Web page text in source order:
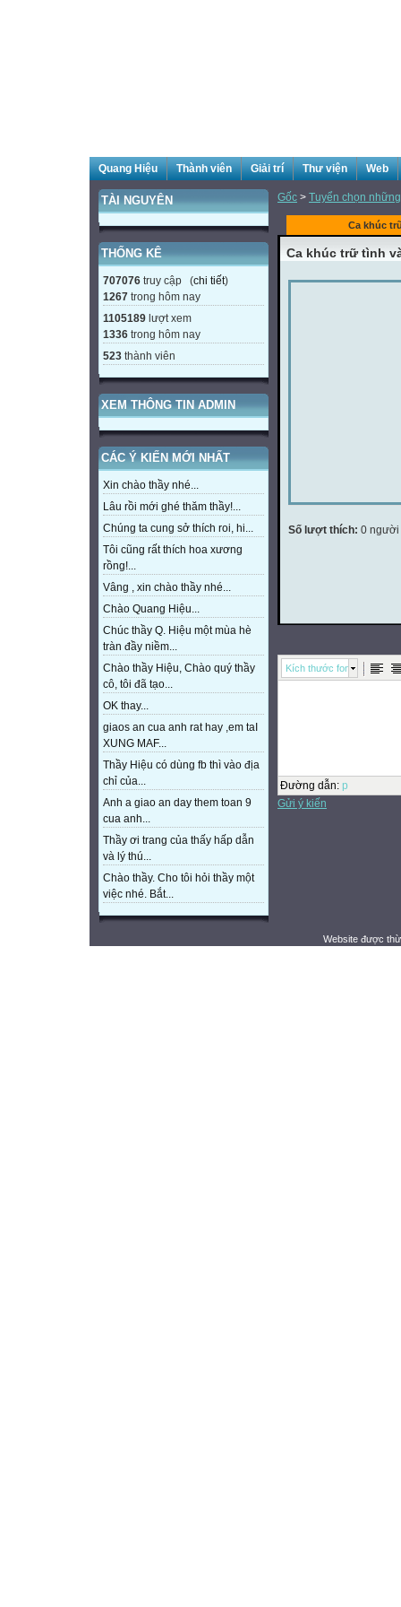
Quang Hiệu Thành viên Giải trí Thư viện Web
TÀI NGUYÊN
THỐNG KÊ
707076 truy cập (chi tiết)
1267 trong hôm nay
1105189 lượt xem
1336 trong hôm nay
523 thành viên
XEM THÔNG TIN ADMIN
CÁC Ý KIẾN MỚI NHẤT
Xin chào thầy nhé...
Lâu rồi mới ghé thăm thầy!...
Chúng ta cung sở thích roi, hi...
Tôi cũng rất thích hoa xương
rồng!...
Vâng , xin chào thầy nhé...
Chào Quang Hiệu...
Chúc thầy Q. Hiệu một mùa hè
tràn đầy niềm...
Chào thầy Hiệu, Chào quý thầy
cô, tôi đã tạo...
OK thay...
giaos an cua anh rat hay ,em taI
XUNG MAF...
Thầy Hiệu có dùng fb thì vào địa
chỉ của...
Anh a giao an day them toan 9
cua anh...
Thầy ơi trang của thấy hấp dẫn
và lý thú...
Chào thầy. Cho tôi hỏi thầy một
việc nhé. Bắt...
Gốc > Tuyển chọn
Ca khúc
Ca khúc trữ tình
Số lượt thích: 0 người
Kích thước font
Đường dẫn: p
Gửi ý kiến
Website được